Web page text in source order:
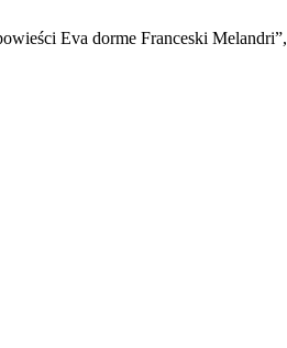
Eva dorme Franceski Melandri”,